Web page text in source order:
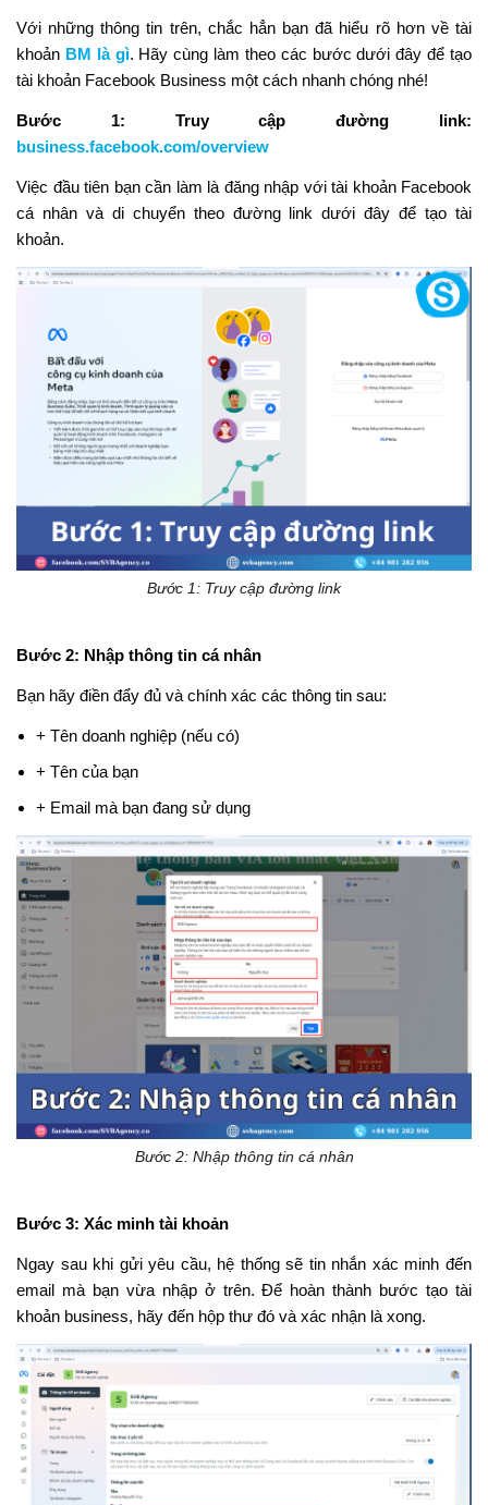
Với những thông tin trên, chắc hẳn bạn đã hiểu rõ hơn về tài
khoản BM là gì. Hãy cùng làm theo các bước dưới đây để tạo
tài khoản Facebook Business một cách nhanh chóng nhé!
Bước 1: Truy cập đường link:
business.facebook.com/overview
Việc đầu tiên bạn cần làm là đăng nhập với tài khoản Facebook
cá nhân và di chuyển theo đường link dưới đây để tạo tài
khoản.
Bước 1: Truy cập đường link
Bước 2: Nhập thông tin cá nhân
Bạn hãy điền đẩy đủ và chính xác các thông tin sau:
+ Tên doanh nghiệp (nếu có)
+ Tên của bạn
+ Email mà bạn đang sử dụng
Bước 2: Nhập thông tin cá nhân
Bước 3: Xác minh tài khoản
Ngay sau khi gửi yêu cầu, hệ thống sẽ tin nhắn xác minh đến
email mà bạn vừa nhập ở trên. Để hoàn thành bước tạo tài
khoản business, hãy đến hộp thư đó và xác nhận là xong.